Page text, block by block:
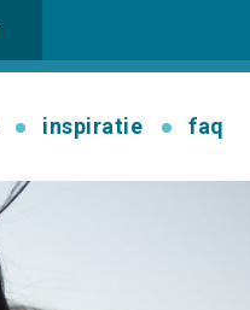
inspiratie faq